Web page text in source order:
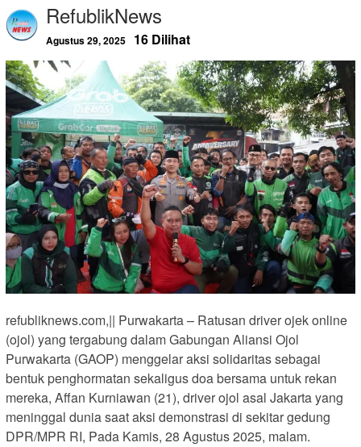
RefublikNews
Agustus 29, 2025 16 Dilihat
refubliknews.com,|| Purwakarta – Ratusan driver ojek online
(ojol) yang tergabung dalam Gabungan Aliansi Ojol
Purwakarta (GAOP) menggelar aksi solidaritas sebagai
bentuk penghormatan sekaligus doa bersama untuk rekan
mereka, Affan Kurniawan (21), driver ojol asal Jakarta yang
meninggal dunia saat aksi demonstrasi di sekitar gedung
DPR/MPR RI, Pada Kamis, 28 Agustus 2025, malam.